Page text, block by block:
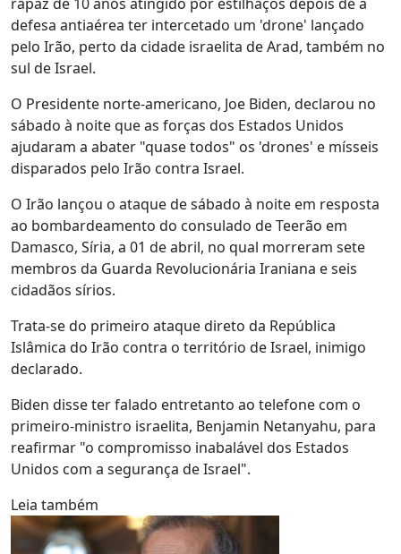
defesa antiaérea ter intercetado um 'drone' lançado
pelo Irão, perto da cidade israelita de Arad, também no
sul de Israel.
O Presidente norte-americano, Joe Biden, declarou no
sábado à noite que as forças dos Estados Unidos
ajudaram a abater "quase todos" os 'drones' e mísseis
disparados pelo Irão contra Israel.
O Irão lançou o ataque de sábado à noite em resposta
ao bombardeamento do consulado de Teerão em
Damasco, Síria, a 01 de abril, no qual morreram sete
membros da Guarda Revolucionária Iraniana e seis
cidadãos sírios.
Trata-se do primeiro ataque direto da República
Islâmica do Irão contra o território de Israel, inimigo
declarado.
Biden disse ter falado entretanto ao telefone com o
primeiro-ministro israelita, Benjamin Netanyahu, para
reafirmar "o compromisso inabalável dos Estados
Unidos com a segurança de Israel".
Leia também